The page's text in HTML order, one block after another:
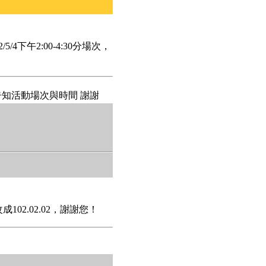
4下午2:00-4:30分場次，
活動場次與時間 謝謝
102.02.02，謝謝您！